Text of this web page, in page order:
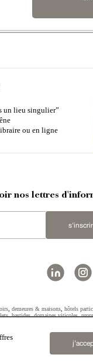
un lieu singulier”
ou en ligne
nos lettres
, demeures & maisons, hôtels
,bastides,domaines viticoles,